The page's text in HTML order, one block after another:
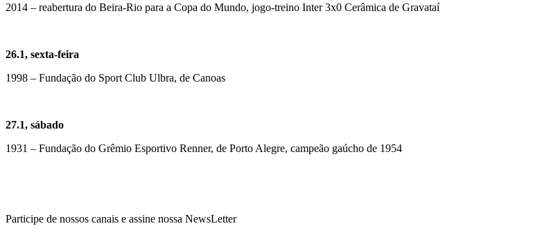
2014 – reabertura do Beira-Rio para a Copa do Mundo, jogo-treino Inter 3x0 Cerâmica de Gravataí
26.1, sexta-feira
1998 – Fundação do Sport Club Ulbra, de Canoas
27.1, sábado
1931 – Fundação do Grêmio Esportivo Renner, de Porto Alegre, campeão gaúcho de 1954
Participe de nossos canais e assine nossa NewsLetter